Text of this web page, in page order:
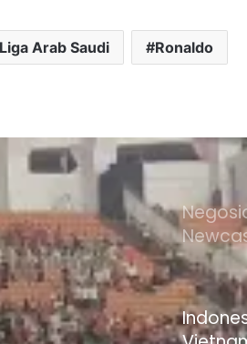
Arab Saudi Ronaldo
Depan
Sorotan
AFF
Minta